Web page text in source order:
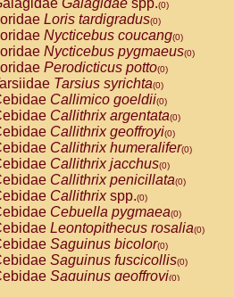
Galagidae spp.(0)
Loris tardigradus(0)
Nycticebus coucang(0)
Nycticebus pygmaeus(0)
Perodicticus potto(0)
Tarsius syrichta(0)
Callimico goeldii(0)
Callithrix argentata(0)
Callithrix geoffroyi(0)
Callithrix humeralifer(0)
Callithrix jacchus(0)
Callithrix penicillata(0)
Callithrixspp.(0)
Cebuella pygmaea(0)
Leontopithecus rosalia(0)
Saguinus bicolor(0)
Saguinus fuscicollis(0)
Saguinus geoffroyi(0)